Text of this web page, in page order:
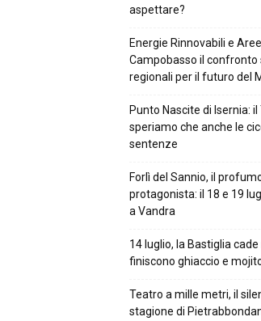
aspettare?
Energie Rinnovabili e
Campobasso il confronto
regionali per il futuro del
Punto Nascite di Isernia: il
speriamo che anche le
sentenze
Forlì del Sannio, il
protagonista: il 18 e 19
a Vandra
14 luglio, la Bastiglia
finiscono ghiaccio e
Teatro a mille metri, il
stagione di